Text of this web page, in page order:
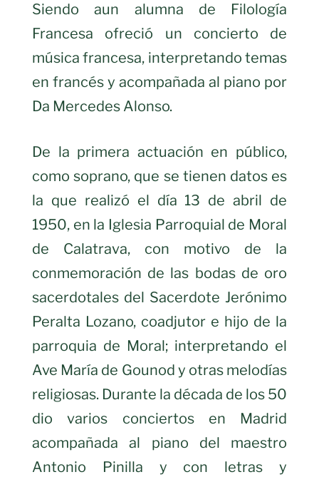
Siendo aun alumna de Filología
Francesa ofreció un concierto de
música francesa, interpretando temas
en francés y acompañada al piano por
Da Mercedes Alonso.
De la primera actuación en público,
como soprano, que se tienen datos es
la que realizó el día 13 de abril de
1950, en la Iglesia Parroquial de Moral
de Calatrava, con motivo de la
conmemoración de las bodas de oro
sacerdotales del Sacerdote Jerónimo
Peralta Lozano, coadjutor e hijo de la
parroquia de Moral; interpretando el
Ave María de Gounod y otras melodías
religiosas. Durante la década de los 50
dio varios conciertos en Madrid
acompañada al piano del maestro
Antonio Pinilla y con letras y